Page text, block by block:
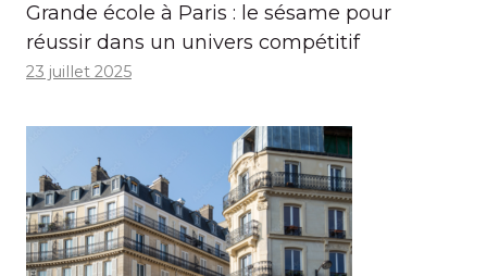
Grande école à Paris : le sésame pour
réussir dans un univers compétitif
23 juillet 2025